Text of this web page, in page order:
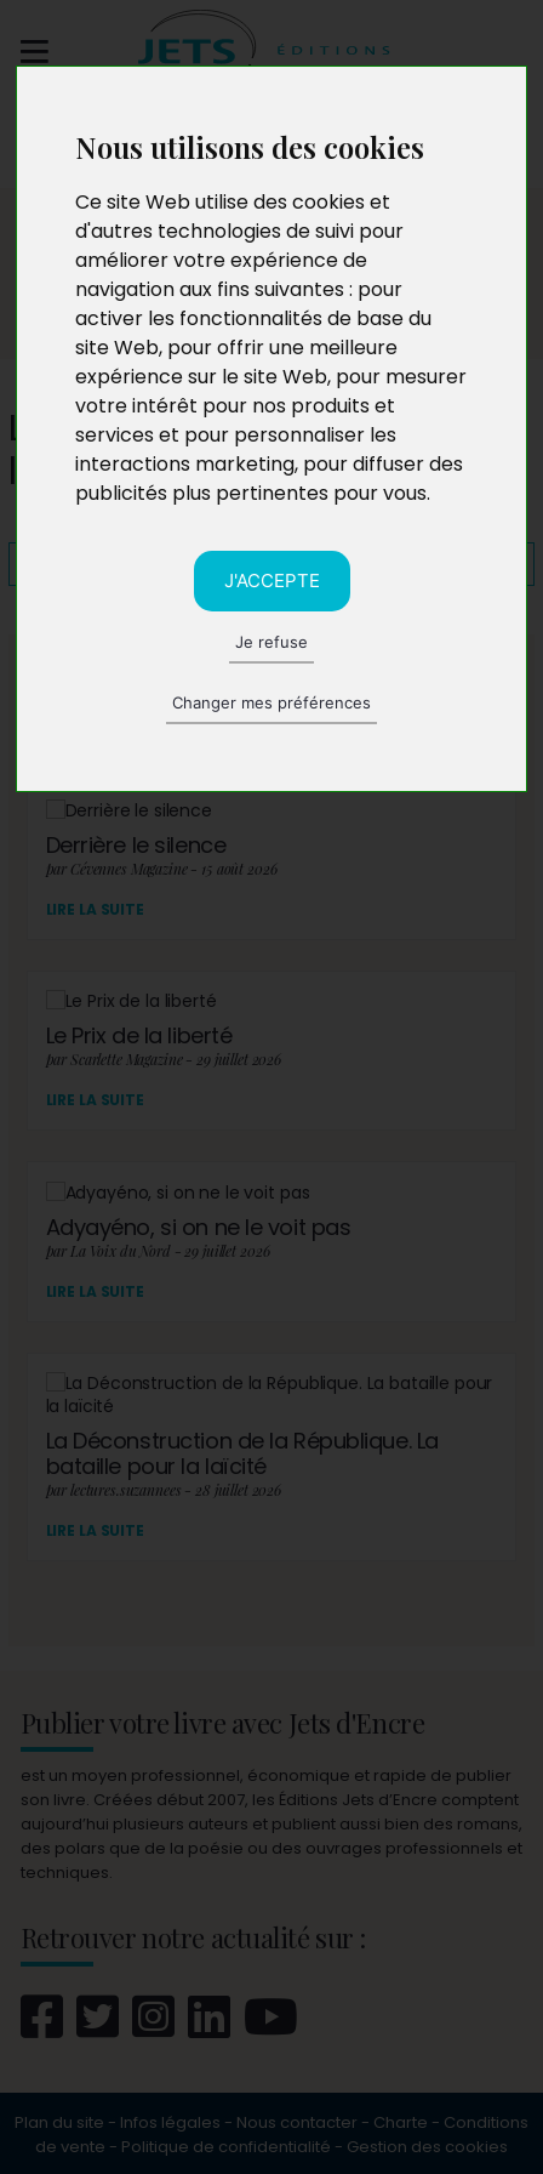
Nous utilisons des cookies
Ce site Web utilise des cookies et
d'autres technologies de suivi pour
améliorer votre expérience de
navigation aux fins suivantes : pour
activer les fonctionnalités de base du
site Web, pour offrir une meilleure
expérience sur le site Web, pour mesurer
votre intérêt pour nos produits et
services et pour personnaliser les
interactions marketing, pour diffuser des
publicités plus pertinentes pour vous.
J'ACCEPTE
Je refuse
Changer mes préférences
manuscrit
Presse
Les plaidoiries du cœur et de
l'âme
A lire également
Derrière le silence
par Cévennes Magazine - 15 août 2026
LIRE LA SUITE
Le Prix de la liberté
par Scarlette Magazine - 29 juillet 2026
LIRE LA SUITE
Adyayéno, si on ne le voit pas
par La Voix du Nord - 29 juillet 2026
LIRE LA SUITE
La Déconstruction de la République. La
bataille pour la laïcité
par lectures.suzannees - 28 juillet 2026
LIRE LA SUITE
Publier votre livre avec Jets d'Encre
est un moyen professionnel, économique et rapide de publier
son livre. Créées début 2007, les Éditions Jets d’Encre comptent
aujourd’hui plusieurs auteurs et publient aussi bien des romans,
des polars que de la poésie ou des ouvrages professionnels et
techniques.
Retrouver notre actualité sur :
Plan du site - Infos légales - Nous contacter - Charte - Conditions
de vente - Politique de confidentialité - Gestion des cookies